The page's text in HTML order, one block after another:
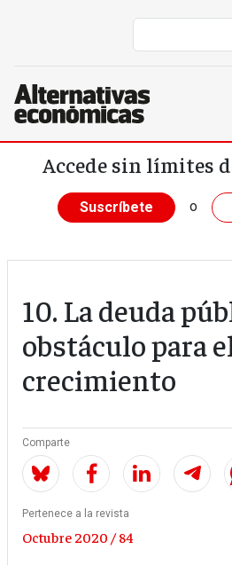
Pasar al contenido principal
Accede sin límites
Suscríbete o
10. La deuda
obstáculo para el
crecimiento
Comparte
Pertenece a la revista
Octubre 2020 / 84